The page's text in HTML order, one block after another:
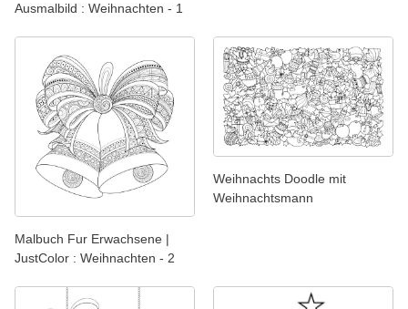
Ausmalbild : Weihnachten - 1
Malbuch Fur Erwachsene |
JustColor : Weihnachten - 2
Weihnachts Doodle mit
Weihnachtsmann